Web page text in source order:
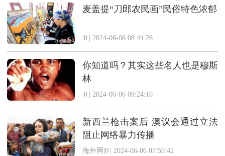
麦盖提“刀郎农民画”民俗特色浓郁
|0 | 2024-06-06 08:44:26
你知道吗？其实这些名人也是穆斯
林
|0 | 2024-06-06 09:24:10
新西兰枪击案后 澳议会通过立法
阻止网络暴力传播
海外网|0 | 2024-06-06 07:50:42